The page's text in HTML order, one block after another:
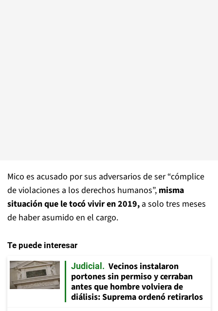
Mico es acusado por sus adversarios de ser “cómplice
de violaciones a los derechos humanos”, misma
situación que le tocó vivir en 2019, a solo tres meses
de haber asumido en el cargo.
Te puede interesar
Judicial
Vecinos instalaron
portones sin permiso y cerraban
antes que hombre volviera de
diálisis: Suprema ordenó retirarlos